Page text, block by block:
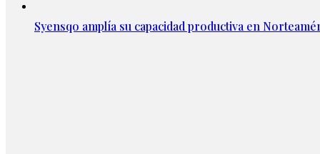
Syensqo amplía su capacidad productiva en